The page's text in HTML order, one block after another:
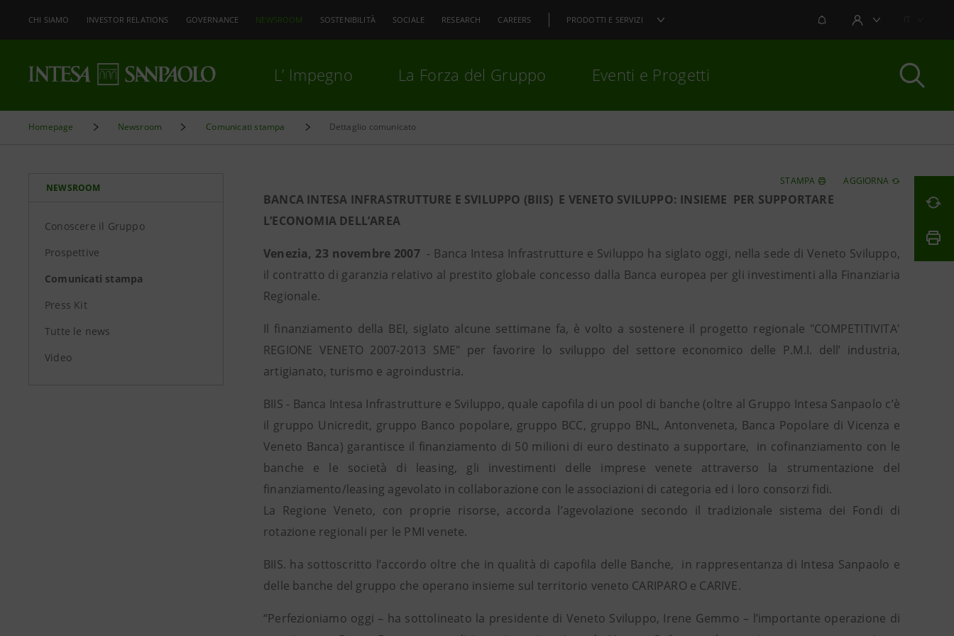
CHI SIAMO INVESTOR RELATIONS GOVERNANCE NEWSROOM SOSTENIBILITÀ SOCIALE RESEARCH CAREERS PRODOTTI E SERVIZI NOTIFICHEAREA UTENTE
L’ Impegno La Forza del Gruppo Eventi e Progetti
Homepage Newsroom Comunicati stampa Dettaglio comunicato
NEWSROOM
Conoscere il Gruppo
Prospettive
Comunicati stampa
Press Kit
Tutte le news
Video
STAMPA AGGIORNA
BANCA INTESA INFRASTRUTTURE E SVILUPPO (BIIS) E VENETO SVILUPPO: INSIEME PER SUPPORTARE
L’ECONOMIA DELL’AREA
Venezia, 23 novembre 2007- Banca Intesa Infrastrutture e Sviluppo ha siglato oggi, nella sede di Veneto Sviluppo,
il contratto di garanzia relativo al prestito globale concesso dalla Banca europea per gli investimenti alla Finanziaria
Regionale.
Il finanziamento della BEI, siglato alcune settimane fa, è volto a sostenere il progetto regionale "COMPETITIVITA'
REGIONE VENETO 2007-2013 SME" per favorire lo sviluppo del settore economico delle P.M.I. dell’ industria,
artigianato, turismo e agroindustria.
BIIS - Banca Intesa Infrastrutture e Sviluppo, quale capofila di un pool di banche (oltre al Gruppo Intesa Sanpaolo c’è
il gruppo Unicredit, gruppo Banco popolare, gruppo BCC, gruppo BNL, Antonveneta, Banca Popolare di Vicenza e
Veneto Banca) garantisce il finanziamento di 50 milioni di euro destinato a supportare, in cofinanziamento con le
banche e le società di leasing, gli investimenti delle imprese venete attraverso la strumentazione del
finanziamento/leasing agevolato in collaborazione con le associazioni di categoria ed i loro consorzi fidi.
La Regione Veneto, con proprie risorse, accorda l’agevolazione secondo il tradizionale sistema dei Fondi di
rotazione regionali per le PMI venete.
BIIS. ha sottoscritto l’accordo oltre che in qualità di capofila delle Banche, in rappresentanza di Intesa Sanpaolo e
delle banche del gruppo che operano insieme sul territorio veneto CARIPARO e CARIVE.
“Perfezioniamo oggi – ha sottolineato la presidente di Veneto Sviluppo, Irene Gemmo – l’importante operazione di